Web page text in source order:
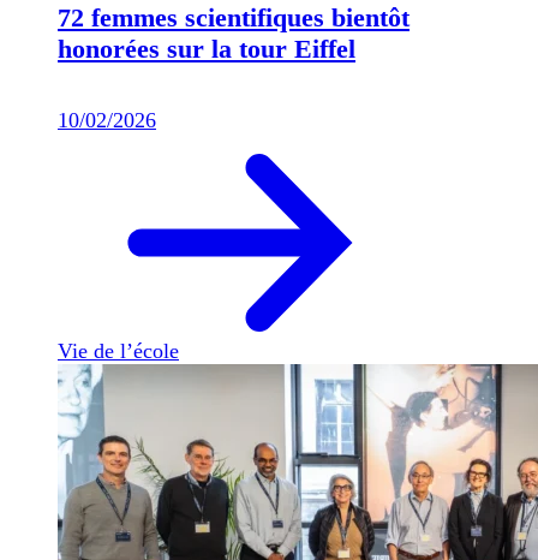
72 femmes scientifiques bientôt
honorées sur la tour Eiffel
10/02/2026
Vie de l’école